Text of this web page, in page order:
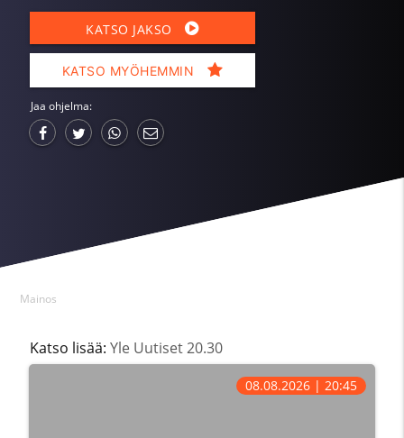
KATSO JAKSO
KATSO MYÖHEMMIN
Jaa ohjelma:
Mainos
Katso lisää: Yle Uutiset 20.30
08.08.2026 | 20:45